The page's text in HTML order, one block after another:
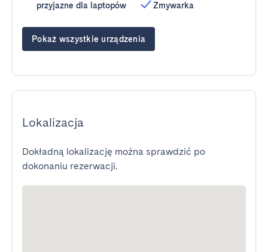
przyjazne dla laptopów
Zmywarka
Pokaż wszystkie urządzenia
Lokalizacja
Dokładną lokalizację można sprawdzić po
dokonaniu rezerwacji.